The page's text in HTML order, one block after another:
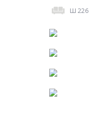
Ш 226